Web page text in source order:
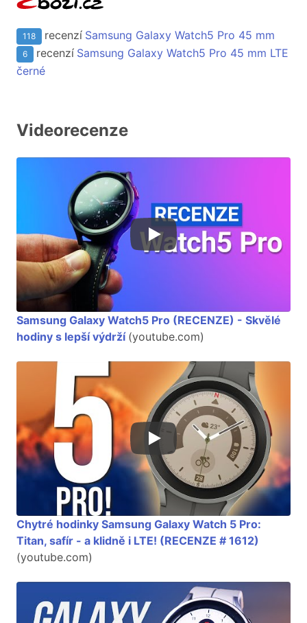
118 recenzí Samsung Galaxy Watch5 Pro 45 mm
6 recenzí Samsung Galaxy Watch5 Pro 45 mm LTE
černé
Videorecenze
Samsung Galaxy Watch5 Pro (RECENZE) - Skvělé
hodiny s lepší výdrží (youtube.com)
Chytré hodinky Samsung Galaxy Watch 5 Pro:
Titan, safír - a klidně i LTE! (RECENZE # 1612)
(youtube.com)